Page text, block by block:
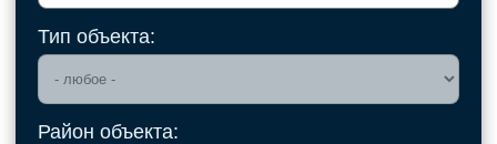
Тип объекта:
Район объекта: